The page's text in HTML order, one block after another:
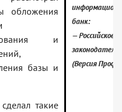
обложения
и
базы и
такие
банк:
— Российское
(Версия Проф)